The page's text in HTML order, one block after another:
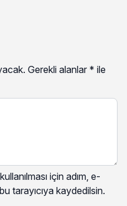
Gerekli alanlar * ile
için adım, e-
tarayıcıya kaydedilsin.